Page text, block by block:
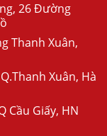
26 Đường
Thanh Xuân,
Xuân, Hà
Cầu Giấy, HN